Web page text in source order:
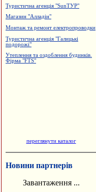
Туристична агенція "SunТУР"
Магазин "Алладін"
Монтаж та ремонт електропроводки
Туристична агенція "Галицькі
подорожі"
Утеплення та оздоблення будинків.
Фірма "FTS"
переглянути каталог
Новини партнерів
Завантаження ...